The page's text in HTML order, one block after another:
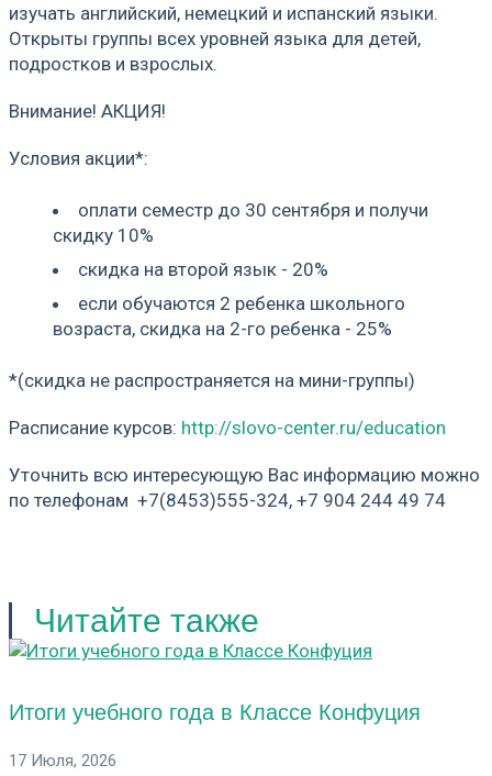
изучать английский, немецкий и испанский языки.
Открыты группы всех уровней языка для детей,
подростков и взрослых.
Внимание! АКЦИЯ!
Условия акции*:
оплати семестр до 30 сентября и получи
скидку 10%
скидка на второй язык - 20%
если обучаются 2 ребенка школьного
возраста, скидка на 2-го ребенка - 25%
*(скидка не распространяется на мини-группы)
Расписание курсов: http://slovo-center.ru/education
Уточнить всю интересующую Вас информацию можно
по телефонам +7(8453)555-324, +7 904 244 49 74
Читайте также
Итоги учебного года в Классе Конфуция
17 Июля, 2026